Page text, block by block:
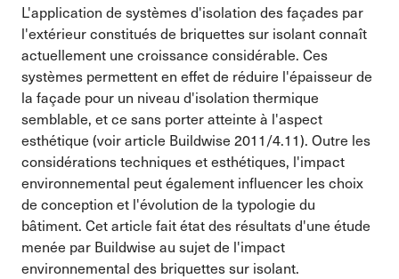
L'application de systèmes d'isolation des façades par
l'extérieur constitués de briquettes sur isolant connaît
actuellement une croissance considérable. Ces
systèmes permettent en effet de réduire l'épaisseur de
la façade pour un niveau d'isolation thermique
semblable, et ce sans porter atteinte à l'aspect
esthétique (voir article Buildwise 2011/4.11). Outre les
considérations techniques et esthétiques, l'impact
environnemental peut également influencer les choix
de conception et l'évolution de la typologie du
bâtiment. Cet article fait état des résultats d'une étude
menée par Buildwise au sujet de l'impact
environnemental des briquettes sur isolant.